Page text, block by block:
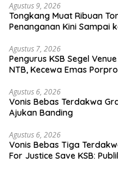
Agustus 9, 2026
Tongkang Muat Ribuan
Penanganan Kini Sampai
Agustus 7, 2026
Pengurus KSB Segel
NTB, Kecewa Emas
Agustus 6, 2026
Vonis Bebas Terdakwa
Ajukan Banding
Agustus 6, 2026
Vonis Bebas Tiga
For Justice Save KSB: